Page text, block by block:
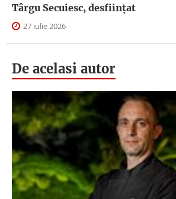
Târgu Secuiesc, desfiinţat
27 iulie 2026
De acelasi autor